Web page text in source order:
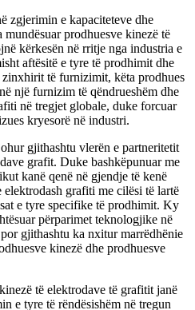
zgjerimin e kapaciteteve dhe
prodhuesve kinezë të
kërkesën në rritje nga industria e
aftësitë e tyre të prodhimit dhe
të furnizimit, këta prodhues
një furnizim të qëndrueshëm dhe
në tregjet globale, duke forcuar
kryesorë në industri.
gjithashtu vlerën e partneritetit
grafit. Duke bashkëpunuar me
kanë qenë në gjendje të kenë
elektrodash grafiti me cilësi të lartë
e tyre specifike të prodhimit. Ky
përparimet teknologjike në
gjithashtu ka nxitur marrëdhënie
kinezë dhe prodhuesve
të elektrodave të grafitit janë
e tyre të rëndësishëm në tregun